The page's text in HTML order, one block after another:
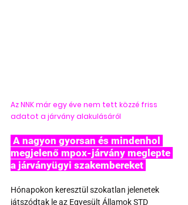
Az NNK már egy éve nem tett közzé friss
adatot a járvány alakulásáról
megjelenő mpox-járvány meglepte
a járványügyi szakembereket
Hónapokon keresztül szokatlan jelenetek
játszódtak le az Egyesült Államok STD